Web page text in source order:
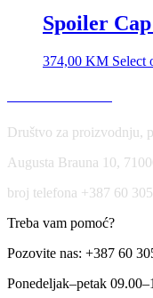
Spoiler
374,00 KM Select
Društvo za proizvodnju,
Augusta Brauna 10,
broj telefona +387 60
Treba vam pomoć?
Pozovite nas: +387 60
Ponedeljak–petak